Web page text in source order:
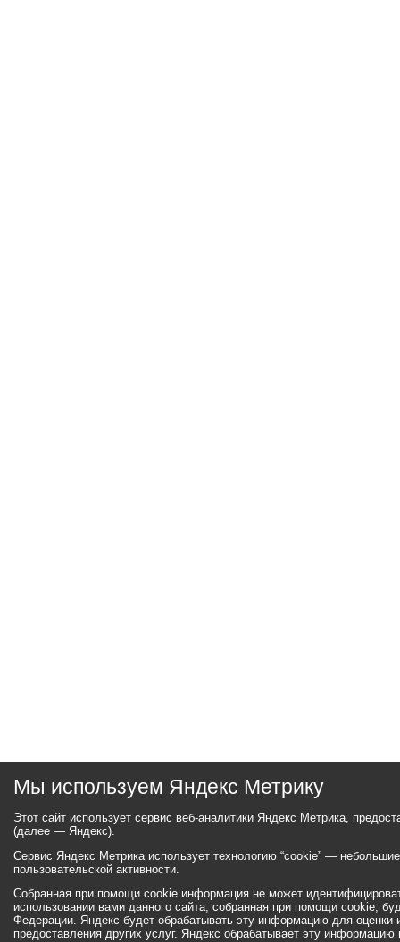
Мы используем Яндекс Метрику
Этот сайт использует сервис веб-аналитики Яндекс Метрика,
(далее — Яндекс).
Сервис Яндекс Метрика использует технологию “cookie” —
пользовательской активности.
Собранная при помощи cookie информация не может
использовании вами данного сайта, собранная при помощи cookie,
Федерации. Яндекс будет обрабатывать эту информацию для оценки
предоставления других услуг. Яндекс обрабатывает эту